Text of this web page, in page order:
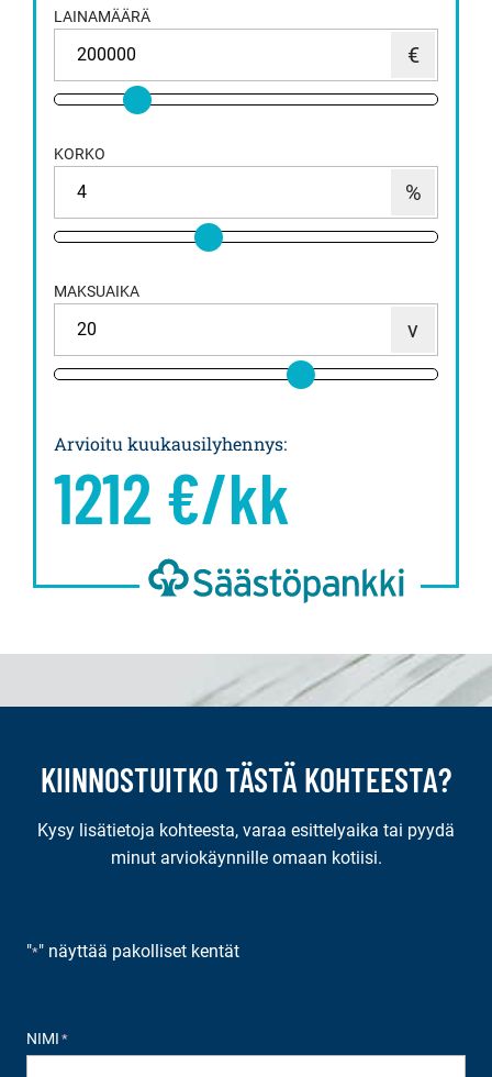
LAINAMÄÄRÄ
KORKO
MAKSUAIKA
Arvioitu kuukausilyhennys:
1212 €/kk
KIINNOSTUITKO TÄSTÄ KOHTEESTA?
Kysy lisätietoja kohteesta, varaa esittelyaika tai pyydä
minut arviokäynnille omaan kotiisi.
"*" näyttää pakolliset kentät
NIMI *